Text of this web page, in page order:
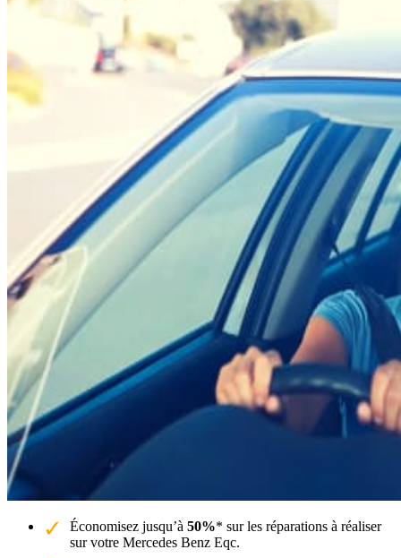
Économisez jusqu’à 50%* sur les réparations à réaliser
sur votre Mercedes Benz Eqc.